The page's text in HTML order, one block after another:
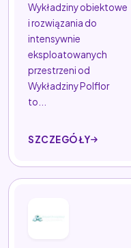
Wykładziny obiektowe
i rozwiązania do
intensywnie
eksploatowanych
przestrzeni od
Wykładziny Polflor
to...
SZCZEGÓŁY